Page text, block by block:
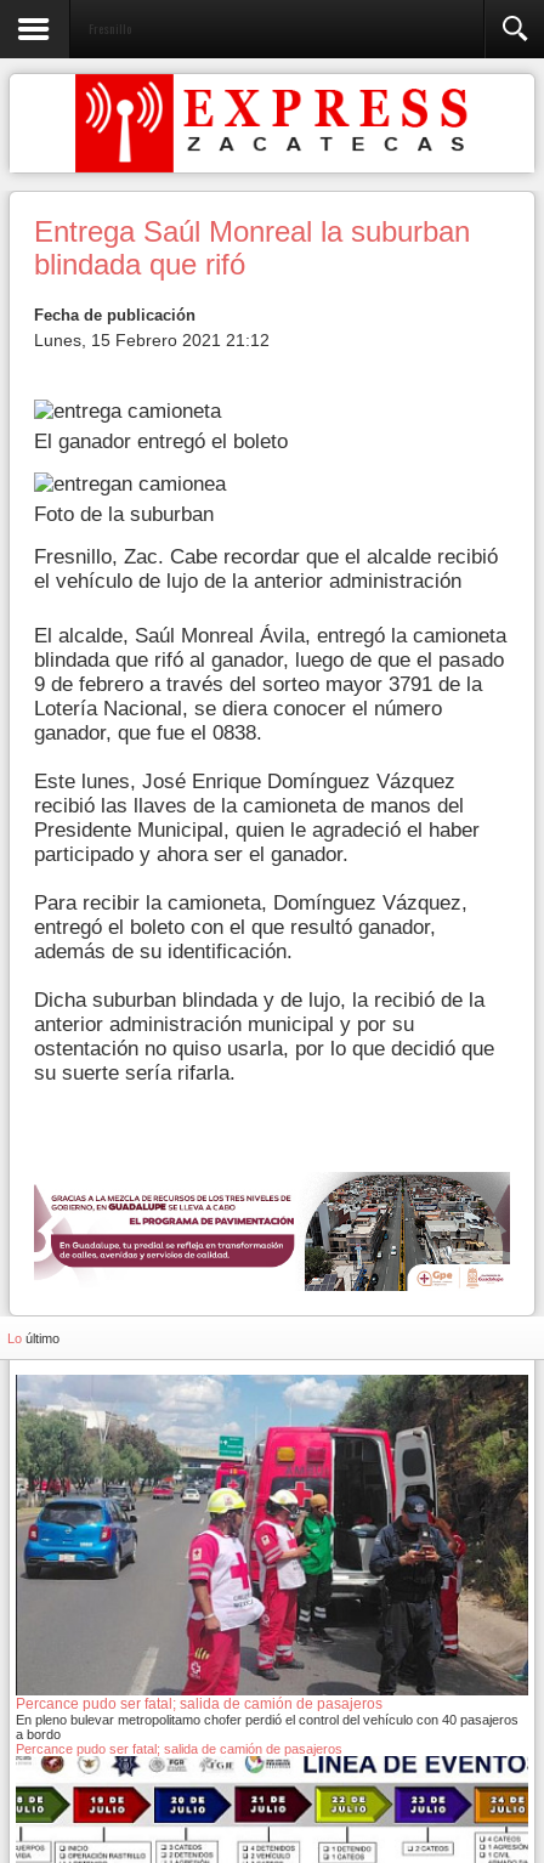
Fresnillo
Entrega Saúl Monreal la suburban
blindada que rifó
Fecha de publicación
Lunes, 15 Febrero 2021 21:12
El ganador entregó el boleto
Foto de la suburban
Fresnillo, Zac. Cabe recordar que el alcalde recibió
el vehículo de lujo de la anterior administración
El alcalde, Saúl Monreal Ávila, entregó la camioneta
blindada que rifó al ganador, luego de que el pasado
9 de febrero a través del sorteo mayor 3791 de la
Lotería Nacional, se diera conocer el número
ganador, que fue el 0838.
Este lunes, José Enrique Domínguez Vázquez
recibió las llaves de la camioneta de manos del
Presidente Municipal, quien le agradeció el haber
participado y ahora ser el ganador.
Para recibir la camioneta, Domínguez Vázquez,
entregó el boleto con el que resultó ganador,
además de su identificación.
Dicha suburban blindada y de lujo, la recibió de la
anterior administración municipal y por su
ostentación no quiso usarla, por lo que decidió que
su suerte sería rifarla.
Lo último
Percance pudo ser fatal; salida de camión de pasajeros
En pleno bulevar metropolitamo chofer perdió el control del vehículo con 40 pasajeros
a bordo
Percance pudo ser fatal; salida de camión de pasajeros